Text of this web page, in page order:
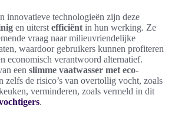
innovatieve technologieën zijn deze
en uiterst efficiënt in hun werking. Ze
vraag naar milieuvriendelijke
waardoor gebruikers kunnen profiteren
economisch verantwoord alternatief.
een slimme vaatwasser met eco-
zelfs de risico’s van overtollig vocht, zoals
verminderen, zoals vermeld in dit
.